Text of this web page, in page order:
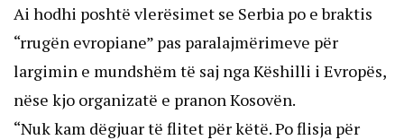
Ai hodhi poshtë vlerësimet se Serbia po e braktis
“rrugën evropiane” pas paralajmërimeve për
largimin e mundshëm të saj nga Këshilli i Evropës,
nëse kjo organizatë e pranon Kosovën.
“Nuk kam dëgjuar të flitet për këtë. Po flisja për